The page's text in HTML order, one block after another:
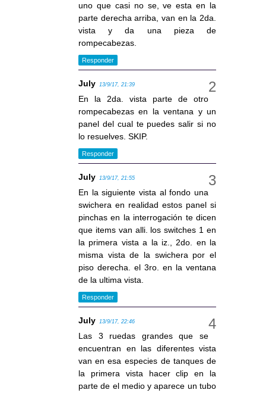
uno que casi no se, ve esta en la
parte derecha arriba, van en la 2da.
vista y da una pieza de
rompecabezas.
Responder
July 13/9/17, 21:39
En la 2da. vista parte de otro
rompecabezas en la ventana y un
panel del cual te puedes salir si no
lo resuelves. SKIP.
Responder
July 13/9/17, 21:55
En la siguiente vista al fondo una
swichera en realidad estos panel si
pinchas en la interrogación te dicen
que items van alli. los switches 1 en
la primera vista a la iz., 2do. en la
misma vista de la swichera por el
piso derecha. el 3ro. en la ventana
de la ultima vista.
Responder
July 13/9/17, 22:46
Las 3 ruedas grandes que se
encuentran en las diferentes vista
van en esa especies de tanques de
la primera vista hacer clip en la
parte de el medio y aparece un tubo